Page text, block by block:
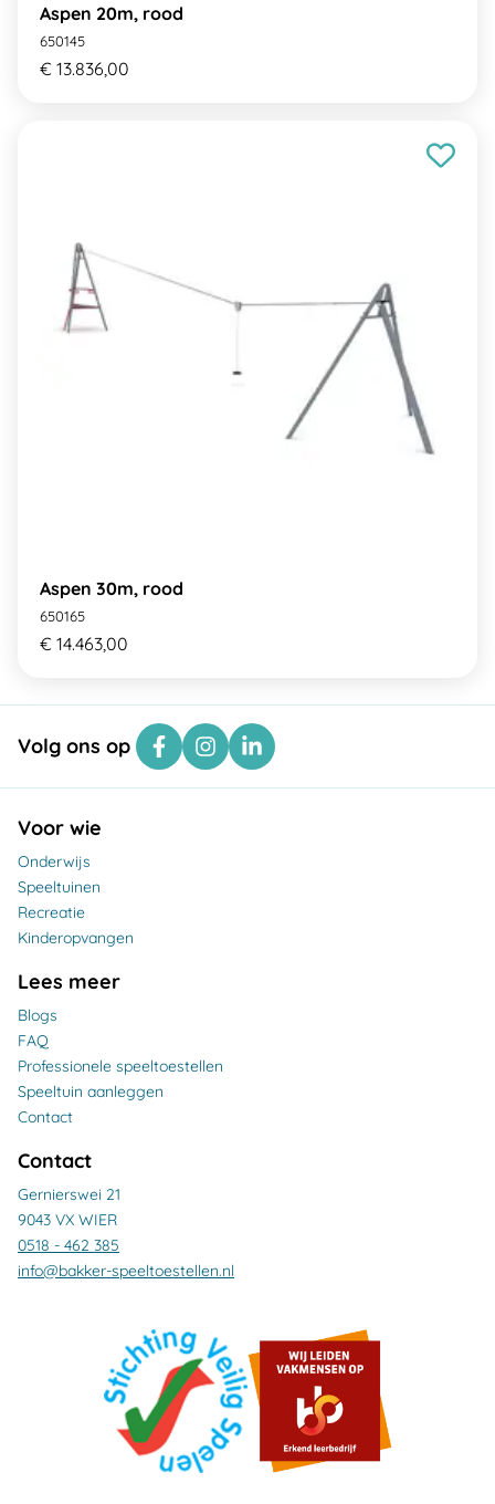
Aspen 20m, rood
650145
€ 13.836,00
Aspen 30m, rood
650165
€ 14.463,00
Volg ons op
Voor wie
Onderwijs
Speeltuinen
Recreatie
Kinderopvangen
Lees meer
Blogs
FAQ
Professionele speeltoestellen
Speeltuin aanleggen
Contact
Contact
Gernierswei 21
9043 VX WIER
0518 - 462 385
info@bakker-speeltoestellen.nl